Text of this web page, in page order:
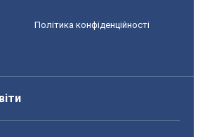
Політика конфіденційності